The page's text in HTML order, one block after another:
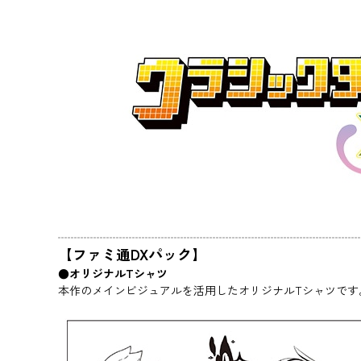
【ファミ通DXパック】
●オリジナルTシャツ
本作のメインビジュアルを活用したオリジナルTシャツで